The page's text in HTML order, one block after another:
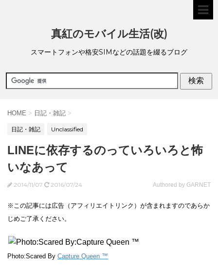
真紅のモバイル生活(改)
スマートフォンや格安SIMなどの話題を綴るブログ
HOME > 日記・雑記 >
日記・雑記 Unclassified
LINEに依存するのっていろいろと怖
いなあって
2014/11/07 2016/07/24 Authored by GARNET
※この記事には広告（アフィリエイトリンク）が含まれますのであらか
じめご了承ください。
Photo:Scared By Capture Queen ™